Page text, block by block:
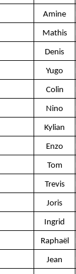
Amine
Mathis
Denis
Yugo
Colin
Nino
Kylian
Enzo
Tom
Trevis
Joris
Ingrid
Raphaël
Jean